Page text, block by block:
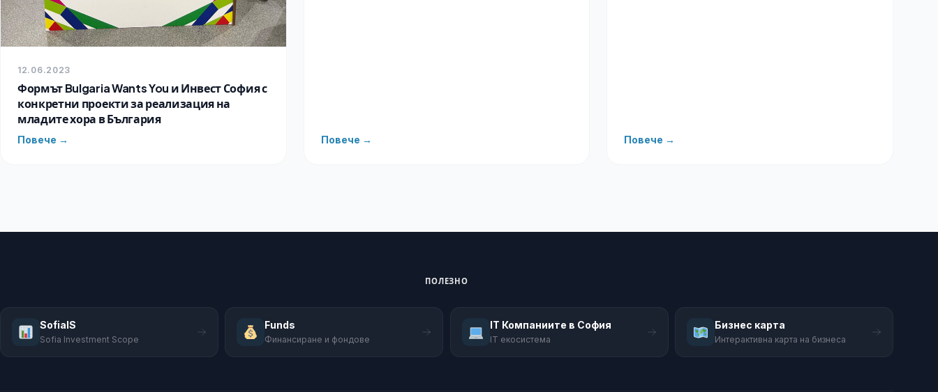
12.06.2023
Формът Bulgaria Wants You и Инвест София с
конкретни проекти за реализация на
младите хора в България
Повече → Повече → Повече →
ПОЛЕЗНО
SofiaIS
Sofia Investment Scope
Funds
Финансиране и фондове
IT Компаниите в София
IT екосистема
Бизнес карта
Интерактивна карта на бизнеса